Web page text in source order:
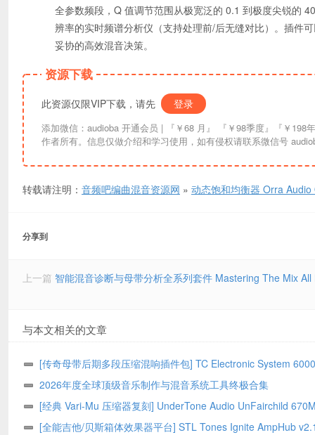
全参数频段，Q 值调节范围从极宽泛的 0.1 到极度尖锐的
辨率的实时频谱分析仪（支持处理前/后无缝对比）。插件
妥协的高效混音决策。
资源下载
此资源仅限VIP下载，请先 登录
添加微信：audioba 开通会员 | 『￥68 月』 『￥98季度』『￥198年』『￥298终生』| 链接失效请联系更换。资讯信息均来自互联网索引，版权归原
作者所有。信息仅做介绍和学习使用，如有侵权请联系微信号
转载请注明： 音频吧编曲混音资源网 » 动态饱和均衡器 Orra
分享到
上一篇 智能混音诊断与母带分析全系列套件 Mastering The Mix
与本文相关的文章
[传奇母带后期多段压缩混响插件包] TC Electronic System
Series Bundle 02.2026-GUISEPPE [MacOSX]（203MB）
2026年度全球顶级音乐制作与混音系统工具终极合集
[经典 Vari-Mu 压缩器复刻] UnderTone Audio UnFairchild
v1.0.8 WiN/MAC – BUBBiX
[全能吉他/贝斯箱体效果器平台] STL Tones Ignite AmpHub